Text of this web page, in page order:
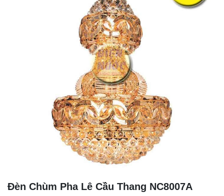
Đèn Chùm Pha Lê Cầu Thang NC8007A